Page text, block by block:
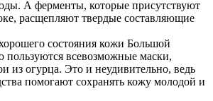
А ферменты, которые присутствуют
расщепляют твердые составляющие
состояния кожи Большой
пользуются всевозможные маски,
из огурца. Это и неудивительно, ведь
помогают сохранять кожу молодой и